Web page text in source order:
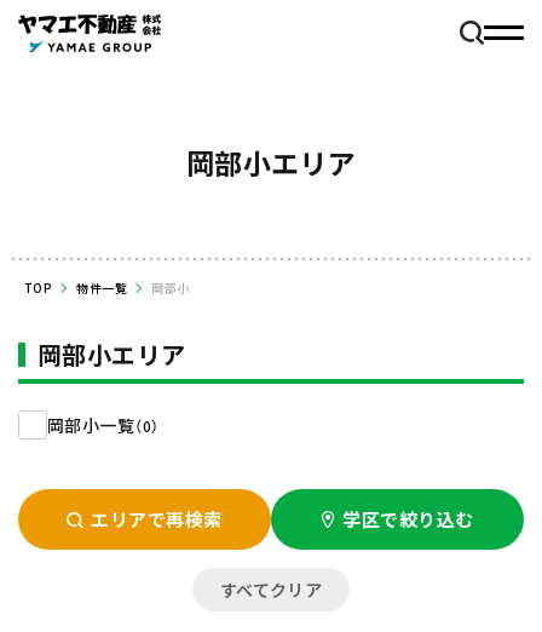
岡部小エリア
TOP 物件一覧 岡部小
岡部小エリア
岡部小一覧（0）
エリアで再検索 学区で絞り込む
すべてクリア